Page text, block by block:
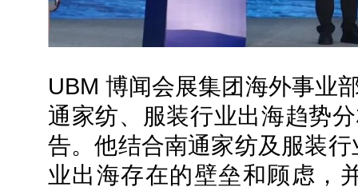
UBM 博闻会展集团海外事业
通家纺、服装行业出海趋势
告。他结合南通家纺及服装
业出海存在的壁垒和顾虑，